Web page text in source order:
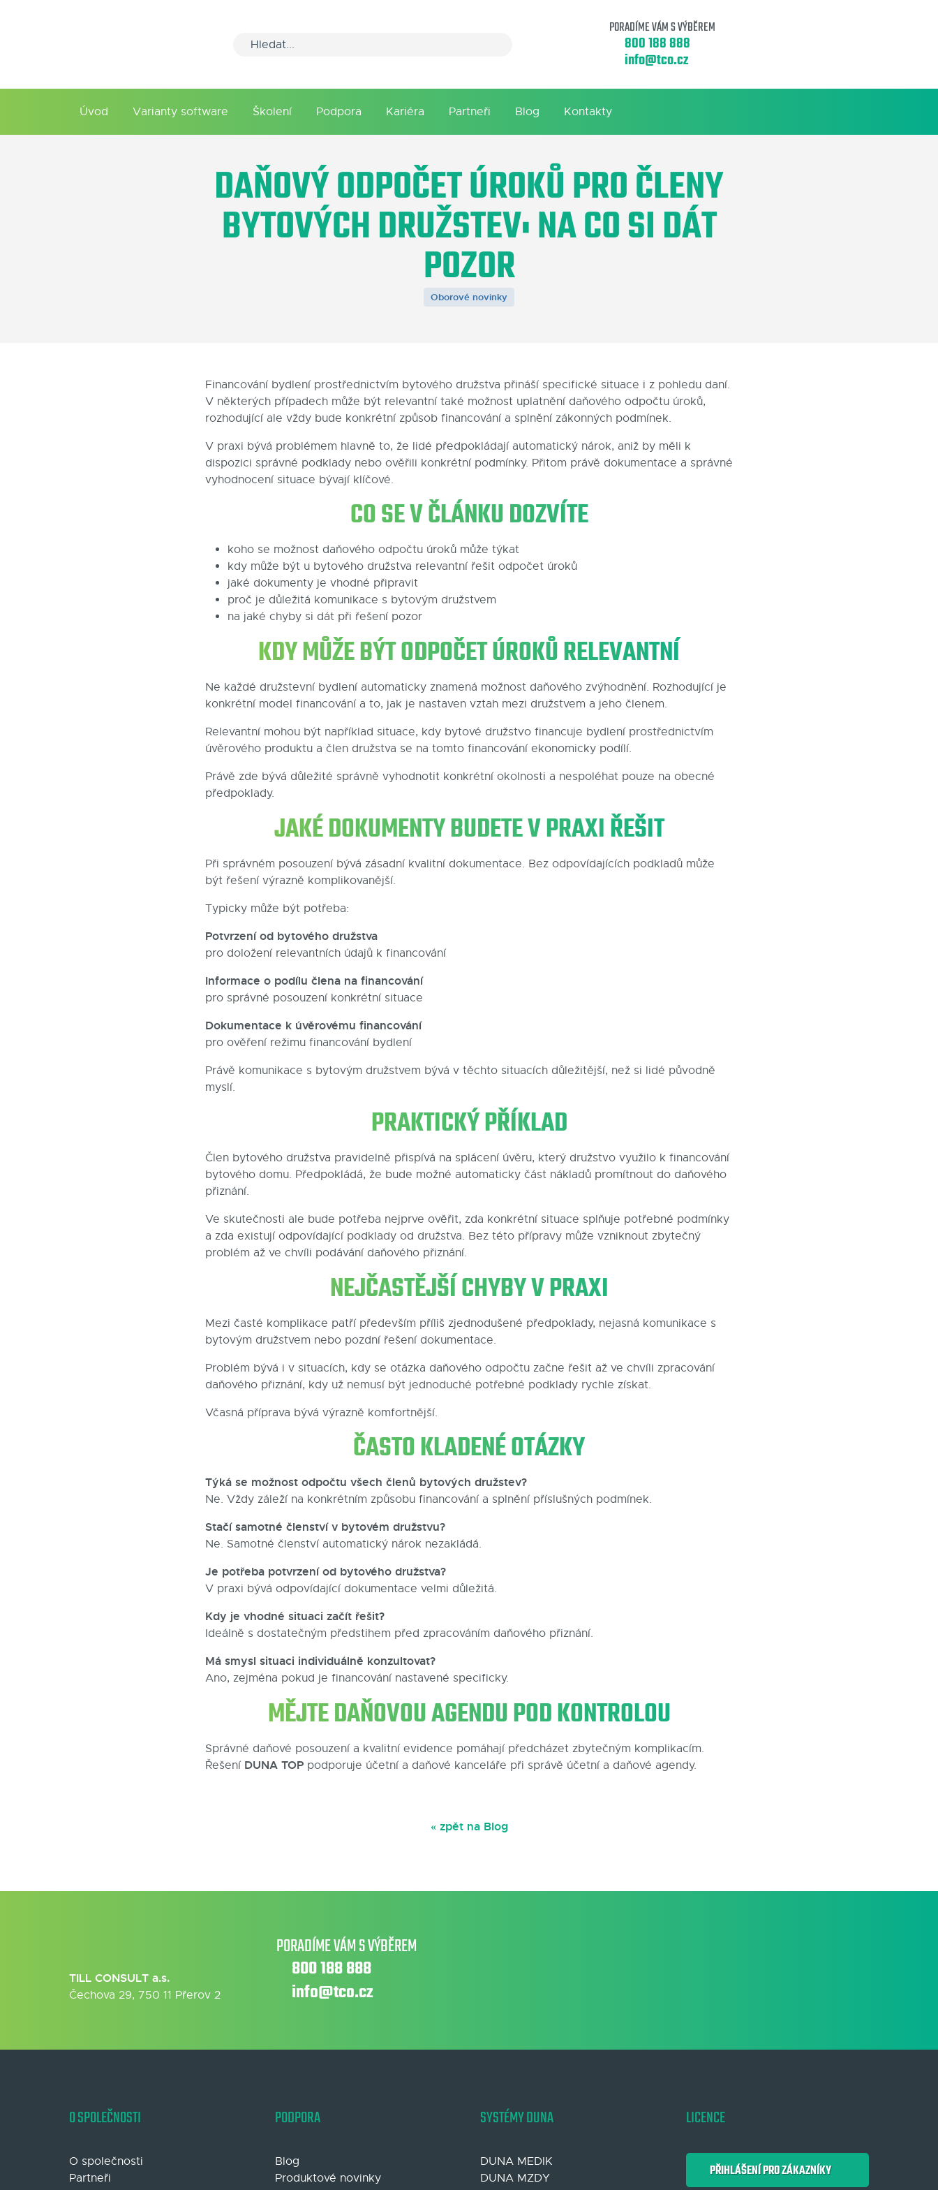
PORADÍME VÁM S VÝBĚREM
800 188 888
info@tco.cz
Úvod Varianty software Školení Podpora Kariéra Partneři Blog Kontakty
DAŇOVÝ ODPOČET ÚROKŮ PRO ČLENY
BYTOVÝCH DRUŽSTEV: NA CO SI DÁT
POZOR
Oborové novinky
Financování bydlení prostřednictvím bytového družstva přináší specifické situace i z pohledu daní.
V některých případech může být relevantní také možnost uplatnění daňového odpočtu úroků,
rozhodující ale vždy bude konkrétní způsob financování a splnění zákonných podmínek.
V praxi bývá problémem hlavně to, že lidé předpokládají automatický nárok, aniž by měli k
dispozici správné podklady nebo ověřili konkrétní podmínky. Přitom právě dokumentace a správné
vyhodnocení situace bývají klíčové.
CO SE V ČLÁNKU DOZVÍTE
koho se možnost daňového odpočtu úroků může týkat
kdy může být u bytového družstva relevantní řešit odpočet úroků
jaké dokumenty je vhodné připravit
proč je důležitá komunikace s bytovým družstvem
na jaké chyby si dát při řešení pozor
KDY MŮŽE BÝT ODPOČET ÚROKŮ RELEVANTNÍ
Ne každé družstevní bydlení automaticky znamená možnost daňového zvýhodnění. Rozhodující je
konkrétní model financování a to, jak je nastaven vztah mezi družstvem a jeho členem.
Relevantní mohou být například situace, kdy bytové družstvo financuje bydlení prostřednictvím
úvěrového produktu a člen družstva se na tomto financování ekonomicky podílí.
Právě zde bývá důležité správně vyhodnotit konkrétní okolnosti a nespoléhat pouze na obecné
předpoklady.
JAKÉ DOKUMENTY BUDETE V PRAXI ŘEŠIT
Při správném posouzení bývá zásadní kvalitní dokumentace. Bez odpovídajících podkladů může
být řešení výrazně komplikovanější.
Typicky může být potřeba:
Potvrzení od bytového družstva
pro doložení relevantních údajů k financování
Informace o podílu člena na financování
pro správné posouzení konkrétní situace
Dokumentace k úvěrovému financování
pro ověření režimu financování bydlení
Právě komunikace s bytovým družstvem bývá v těchto situacích důležitější, než si lidé původně
myslí.
PRAKTICKÝ PŘÍKLAD
Člen bytového družstva pravidelně přispívá na splácení úvěru, který družstvo využilo k financování
bytového domu. Předpokládá, že bude možné automaticky část nákladů promítnout do daňového
přiznání.
Ve skutečnosti ale bude potřeba nejprve ověřit, zda konkrétní situace splňuje potřebné podmínky
a zda existují odpovídající podklady od družstva. Bez této přípravy může vzniknout zbytečný
problém až ve chvíli podávání daňového přiznání.
NEJČASTĚJŠÍ CHYBY V PRAXI
Mezi časté komplikace patří především příliš zjednodušené předpoklady, nejasná komunikace s
bytovým družstvem nebo pozdní řešení dokumentace.
Problém bývá i v situacích, kdy se otázka daňového odpočtu začne řešit až ve chvíli zpracování
daňového přiznání, kdy už nemusí být jednoduché potřebné podklady rychle získat.
Včasná příprava bývá výrazně komfortnější.
ČASTO KLADENÉ OTÁZKY
Týká se možnost odpočtu všech členů bytových družstev?
Ne. Vždy záleží na konkrétním způsobu financování a splnění příslušných podmínek.
Stačí samotné členství v bytovém družstvu?
Ne. Samotné členství automatický nárok nezakládá.
Je potřeba potvrzení od bytového družstva?
V praxi bývá odpovídající dokumentace velmi důležitá.
Kdy je vhodné situaci začít řešit?
Ideálně s dostatečným předstihem před zpracováním daňového přiznání.
Má smysl situaci individuálně konzultovat?
Ano, zejména pokud je financování nastavené specificky.
MĚJTE DAŇOVOU AGENDU POD KONTROLOU
Správné daňové posouzení a kvalitní evidence pomáhají předcházet zbytečným komplikacím.
Řešení DUNA TOP podporuje účetní a daňové kanceláře při správě účetní a daňové agendy.
« zpět na Blog
TILL CONSULT a.s.
Čechova 29, 750 11 Přerov 2
PORADÍME VÁM S VÝBĚREM
800 188 888
info@tco.cz
O SPOLEČNOSTI
O společnosti
Partneři
PODPORA
Blog
Produktové novinky
SYSTÉMY DUNA
DUNA MEDIK
DUNA MZDY
LICENCE
PŘIHLÁŠENÍ PRO ZÁKAZNÍKY